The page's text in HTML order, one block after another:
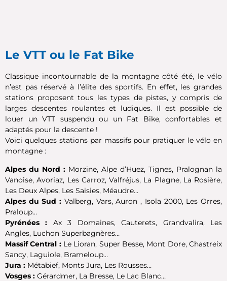
Le VTT ou le Fat Bike
Classique incontournable de la montagne côté été, le vélo
n’est pas réservé à l’élite des sportifs. En effet, les grandes
stations proposent tous les types de pistes, y compris de
larges descentes roulantes et ludiques. Il est possible de
louer un VTT suspendu ou un Fat Bike, confortables et
adaptés pour la descente !
Voici quelques stations par massifs pour pratiquer le vélo en
montagne :
Alpes du Nord : Morzine, Alpe d’Huez, Tignes, Pralognan la
Vanoise, Avoriaz, Les Carroz, Valfréjus, La Plagne, La Rosière,
Les Deux Alpes, Les Saisies, Méaudre…
Alpes du Sud : Valberg, Vars, Auron , Isola 2000, Les Orres,
Praloup…
Pyrénées : Ax 3 Domaines, Cauterets, Grandvalira, Les
Angles, Luchon Superbagnères…
Massif Central : Le Lioran, Super Besse, Mont Dore, Chastreix
Sancy, Laguiole, Brameloup…
Jura : Métabief, Monts Jura, Les Rousses…
Vosges : Gérardmer, La Bresse, Le Lac Blanc…